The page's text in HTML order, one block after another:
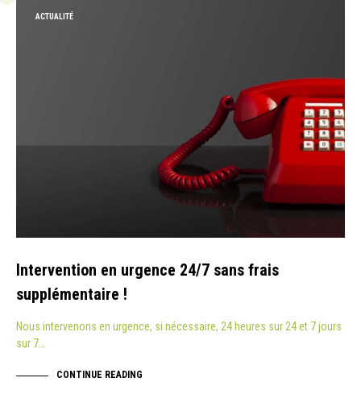
ACTUALITÉ
Intervention en urgence 24/7 sans frais
supplémentaire !
Nous intervenons en urgence, si nécessaire, 24 heures sur 24 et 7 jours
sur 7…
CONTINUE READING